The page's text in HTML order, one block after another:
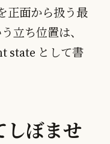
正面から扱う最
立ち位置は、
state として書
しぼませ